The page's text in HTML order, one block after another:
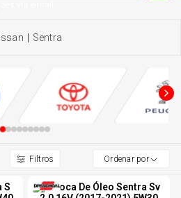
nissan sentra
Ordenar por
13